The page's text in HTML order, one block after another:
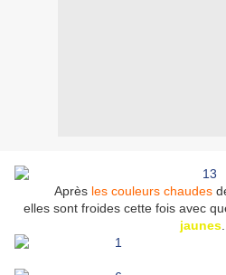
Après les couleurs chaudes
elles sont froides cette fois avec
jaunes